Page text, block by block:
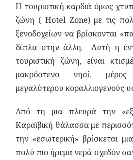
Η τουριστική καρδιά όμως
ζώνη ( Hotel Zone) με τις
ξενοδοχείων να βρίσκονται
δίπλα στην άλλη. Αυτή η
τουριστική ζώνη, είναι
μακρόστενο νησί,
μεγαλύτερου κοραλλιογενούς
Από τη μια πλευρά την
Καραϊβική θάλασσα με
την «εσωτερική» βρίσκεται
πολύ πιο ήρεμα νερά σχεδόν